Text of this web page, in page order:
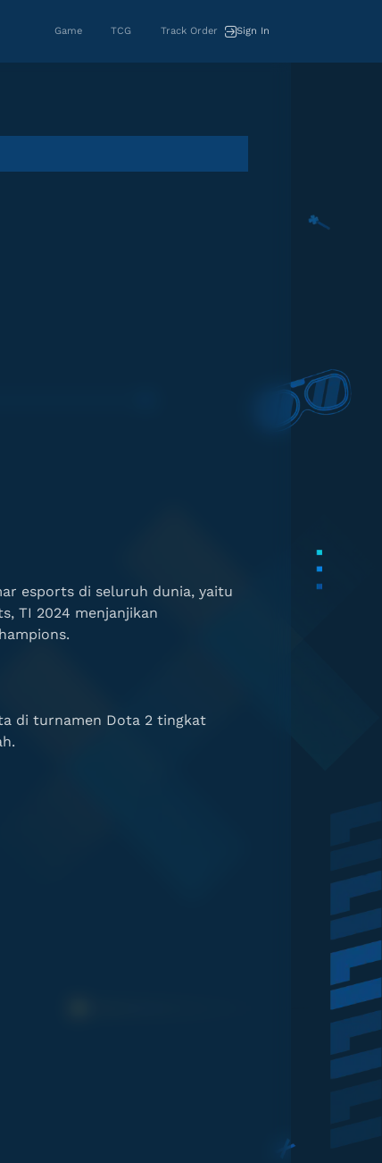
Game TCG Track Order Sign In
esports di seluruh dunia, yaitu
TI 2024 menjanjikan
di turnamen Dota 2 tingkat